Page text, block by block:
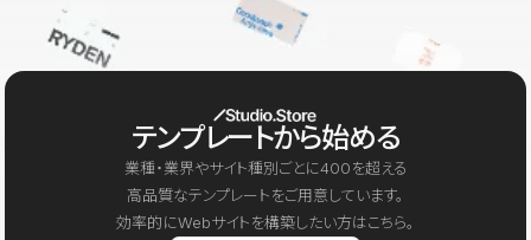
テンプレートから始める
業種・業界やサイト種別ごとに400を超える
高品質なテンプレートをご用意しています。
効率的にWebサイトを構築したい方はこちら。